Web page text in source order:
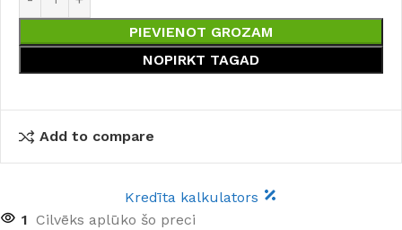
PIEVIENOT GROZAM
NOPIRKT TAGAD
Add to compare
Kredīta kalkulators
1 Cilvēks aplūko šo preci